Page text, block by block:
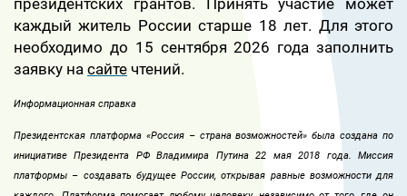
каждый житель России старше 18 лет. Для этого
необходимо до 15 сентября 2026 года заполнить
заявку на сайте чтений.
Информационная справка
Президентская платформа «Россия – страна возможностей» была создана по
инициативе Президента РФ Владимира Путина 22 мая 2018 года. Миссия
платформы – создавать будущее России, открывая равные возможности для